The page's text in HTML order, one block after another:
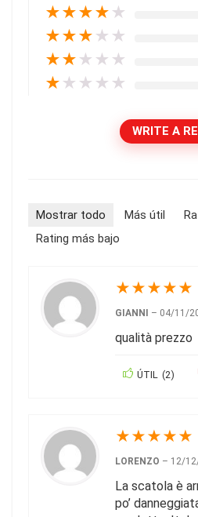
★★★★ ★
★★★ ★ ★
★★ ★ ★ ★
★ ★ ★ ★ ★
WRITE A
Mostrar todo Más útil
Rating más bajo
★★★★★
GIANNI – 04/11/
qualità prezzo
ÚTIL (2)
★★★★★
LORENZO – 12/
La scatola è
po’